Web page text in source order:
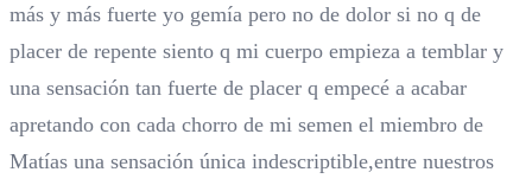
más y más fuerte yo gemía pero no de dolor si no q de
placer de repente siento q mi cuerpo empieza a temblar y
una sensación tan fuerte de placer q empecé a acabar
apretando con cada chorro de mi semen el miembro de
Matías una sensación única indescriptible,entre nuestros